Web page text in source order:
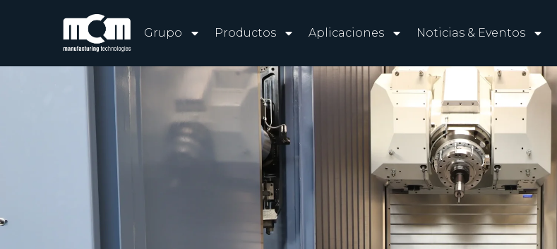
Grupo Productos Aplicaciones Noticias & Eventos